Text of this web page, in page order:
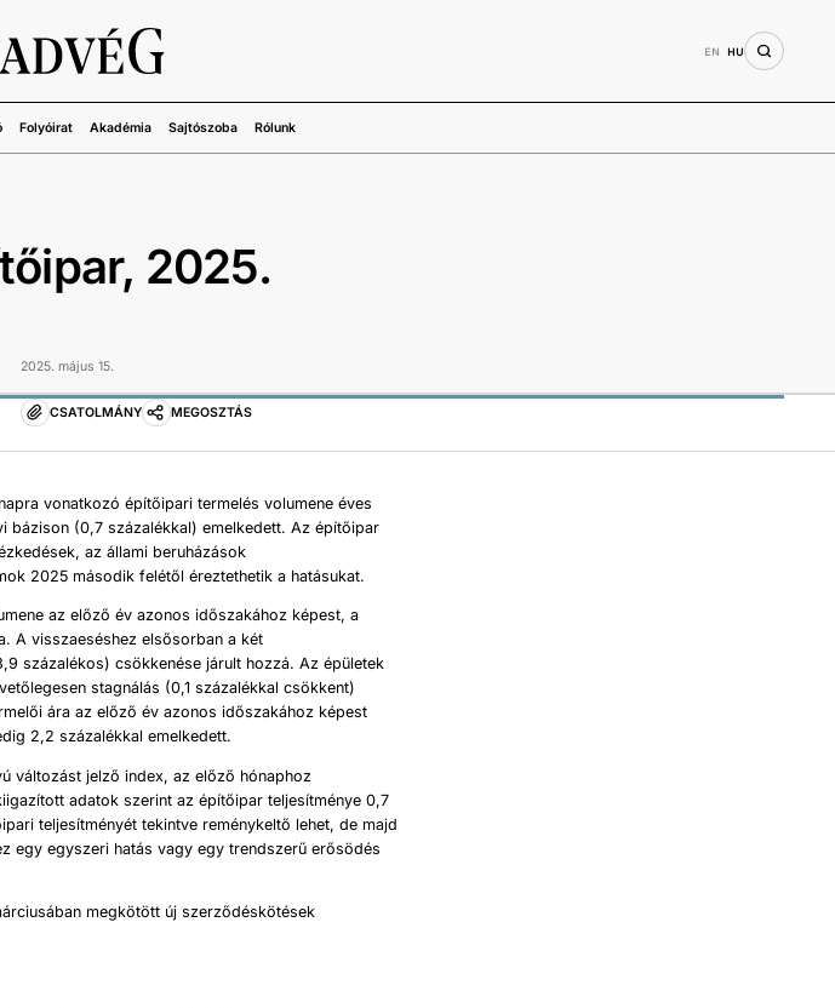
EN HU
Folyóirat Akadémia Sajtószoba Rólunk
2025.
2025. május 15.
CSATOLMÁNY MEGOSZTÁS
vonatkozó építőipari termelés volumene éves
bázison (0,7 százalékkal) emelkedett. Az építőipar
az állami beruházások
2025 második felétől éreztethetik a hatásukat.
az előző év azonos időszakához képest, a
A visszaeséshez elsősorban a két
százalékos) csökkenése járult hozzá. Az épületek
stagnálás (0,1 százalékkal csökkent)
ára az előző év azonos időszakához képest
2,2 százalékkal emelkedett.
változást jelző index, az előző hónaphoz
adatok szerint az építőipar teljesítménye 0,7
teljesítményét tekintve reménykeltő lehet, de majd
egy egyszeri hatás vagy egy trendszerű erősödés
megkötött új szerződéskötések